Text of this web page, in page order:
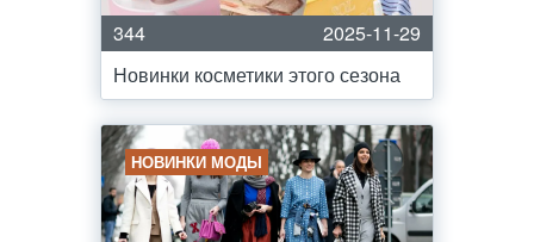
344
2025-11-29
Новинки косметики этого сезона
НОВИНКИ МОДЫ